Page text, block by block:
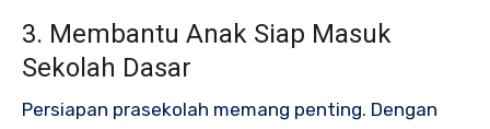
3. Membantu Anak Siap Masuk
Sekolah Dasar
Persiapan prasekolah memang penting. Dengan